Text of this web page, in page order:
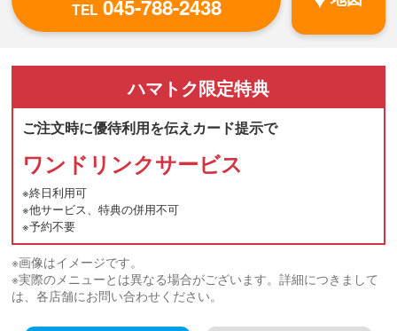
TEL 045-788-2438
ハマトク限定特典
ご注文時に優待利用を伝えカード提示で
ワンドリンクサービス
※終日利用可
※他サービス、特典の併用不可
※予約不要
※画像はイメージです。
※実際のメニューとは異なる場合がございます。詳細につきまして
は、各店舗にお問い合わせください。